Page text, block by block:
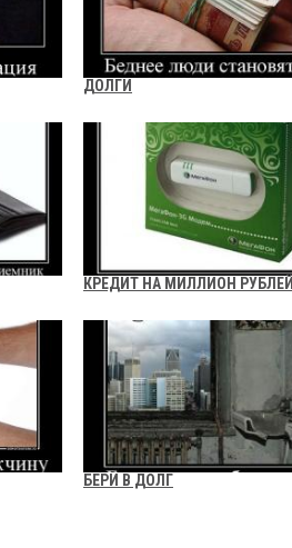
ДОЛГИ
КРЕДИТ НА МИЛЛИОН
БЕРИ В ДОЛГ